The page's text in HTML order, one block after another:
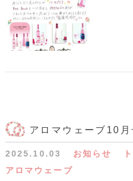
アロマウェーブ10月
2025.10.03 お知らせ
アロマウェーブ